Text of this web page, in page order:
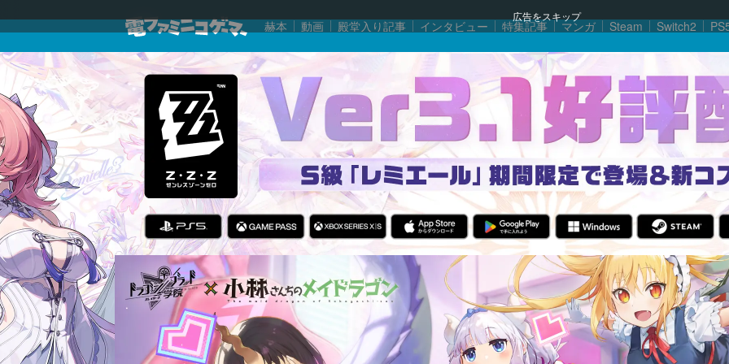
広告をスキップ
赫本 動画 殿堂入り記事 インタビュー 特集記事 マンガ Steam Switch2